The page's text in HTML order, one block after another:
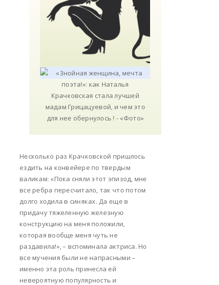
Несколько раз Крачковской пришлось
ездить на конвейере по твердым
валикам: «Пока сняли этот эпизод, мне
все ребра пересчитало, так что потом
долго ходила в синяках. Да еще в
придачу тяжеленную железную
конструкцию на меня положили,
которая вообще меня чуть не
раздавила!», – вспоминала актриса. Но
все мучения были не напрасными –
именно эта роль принесла ей
невероятную популярность и